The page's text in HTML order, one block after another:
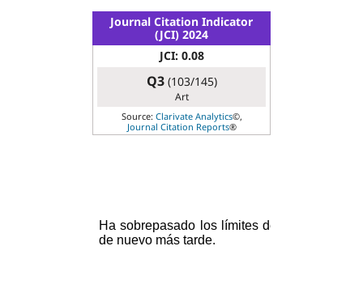
Journal Citation Indicator
(JCI) 2024
JCI: 0.08
Q3(103/145)
Art
Source: Clarivate Analytics©,
Journal Citation Reports®